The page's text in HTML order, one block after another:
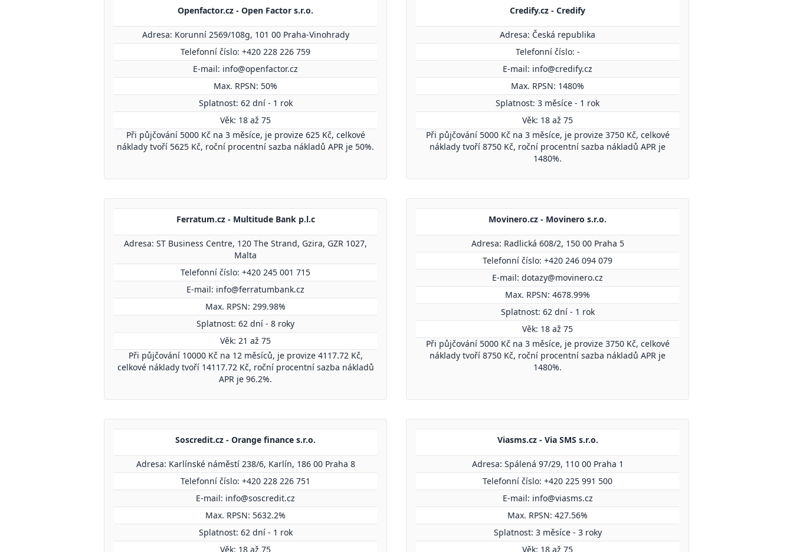
Openfactor.cz - Open Factor s.r.o.
Adresa: Korunní 2569/108g, 101 00 Praha-Vinohrady
Telefonní číslo: +420 228 226 759
E-mail: info@openfactor.cz
Max. RPSN: 50%
Splatnost: 62 dní - 1 rok
Věk: 18 až 75
Při půjčování 5000 Kč na 3 měsíce, je provize 625 Kč, celkové
náklady tvoří 5625 Kč, roční procentní sazba nákladů APR je 50%.
Credify.cz - Credify
Adresa: Česká republika
Telefonní číslo: -
E-mail: info@credify.cz
Max. RPSN: 1480%
Splatnost: 3 měsíce - 1 rok
Věk: 18 až 75
Při půjčování 5000 Kč na 3 měsíce, je provize 3750 Kč, celkové
náklady tvoří 8750 Kč, roční procentní sazba nákladů APR je
1480%.
Ferratum.cz - Multitude Bank p.l.c
Adresa: ST Business Centre, 120 The Strand, Gzira, GZR 1027,
Malta
Telefonní číslo: +420 245 001 715
E-mail: info@ferratumbank.cz
Max. RPSN: 299.98%
Splatnost: 62 dní - 8 roky
Věk: 21 až 75
Při půjčování 10000 Kč na 12 měsíců, je provize 4117.72 Kč,
celkové náklady tvoří 14117.72 Kč, roční procentní sazba nákladů
APR je 96.2%.
Movinero.cz - Movinero s.r.o.
Adresa: Radlická 608/2, 150 00 Praha 5
Telefonní číslo: +420 246 094 079
E-mail: dotazy@movinero.cz
Max. RPSN: 4678.99%
Splatnost: 62 dní - 1 rok
Věk: 18 až 75
Při půjčování 5000 Kč na 3 měsíce, je provize 3750 Kč, celkové
náklady tvoří 8750 Kč, roční procentní sazba nákladů APR je
1480%.
Soscredit.cz - Orange finance s.r.o.
Adresa: Karlínské náměstí 238/6, Karlín, 186 00 Praha 8
Telefonní číslo: +420 228 226 751
E-mail: info@soscredit.cz
Max. RPSN: 5632.2%
Splatnost: 62 dní - 1 rok
Věk: 18 až 75
Viasms.cz - Via SMS s.r.o.
Adresa: Spálená 97/29, 110 00 Praha 1
Telefonní číslo: +420 225 991 500
E-mail: info@viasms.cz
Max. RPSN: 427.56%
Splatnost: 3 měsíce - 3 roky
Věk: 18 až 75